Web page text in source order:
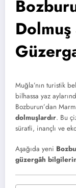
Muğla’nın turistik
bilhassa yaz
Bozburun’dan
dolmuşlardır. Bu
süratli, inançlı ve
Aşağıda yeni
güzergâh